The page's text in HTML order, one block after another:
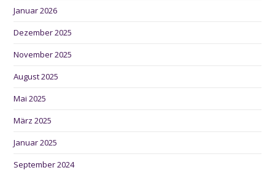
Januar 2026
Dezember 2025
November 2025
August 2025
Mai 2025
März 2025
Januar 2025
September 2024